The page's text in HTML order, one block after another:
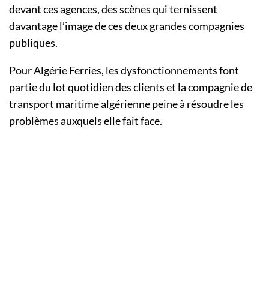
devant ces agences, des scènes qui ternissent
davantage l’image de ces deux grandes compagnies
publiques.
Pour Algérie Ferries, les dysfonctionnements font
partie du lot quotidien des clients et la compagnie de
transport maritime algérienne peine à résoudre les
problèmes auxquels elle fait face.